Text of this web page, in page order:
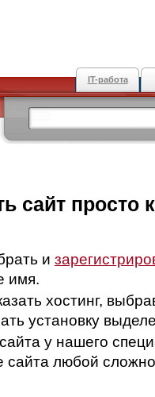
IT-работа
сайт просто
и
имя.
хостинг,
установку
у нашего
сайта любой